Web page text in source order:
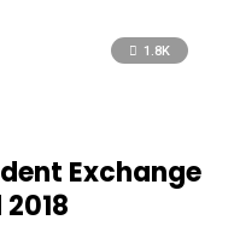
1.8K
Exchange